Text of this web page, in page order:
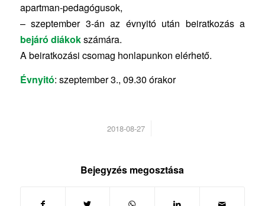
apartman-pedagógusok,
– szeptember 3-án az évnyitó után beiratkozás a
bejáródiákokszámára.
A beiratkozási csomag honlapunkon elérhető.
Évnyitó: szeptember 3., 09.30 órakor
2018-08-27
/
Bejegyzés megosztása